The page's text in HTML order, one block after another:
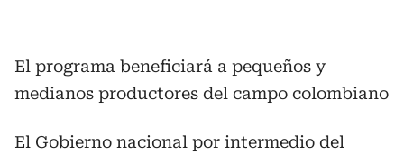
El programa beneficiará a pequeños y
medianos productores del campo colombiano
El Gobierno nacional por intermedio del